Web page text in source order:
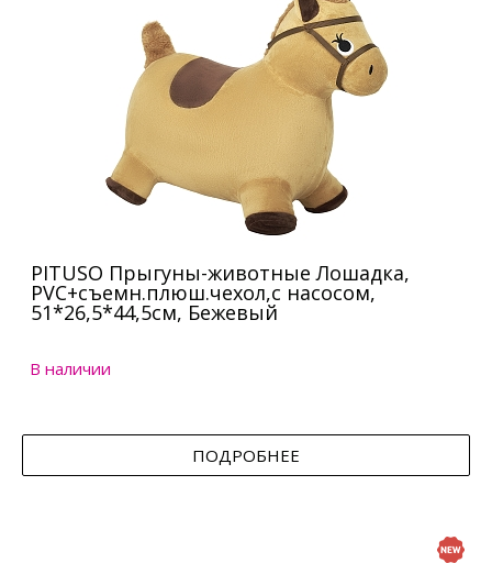
PITUSO Прыгуны-животные Лошадка,
PVC+съемн.плюш.чехол,с насосом,
51*26,5*44,5см, Бежевый
В наличии
ПОДРОБНЕЕ